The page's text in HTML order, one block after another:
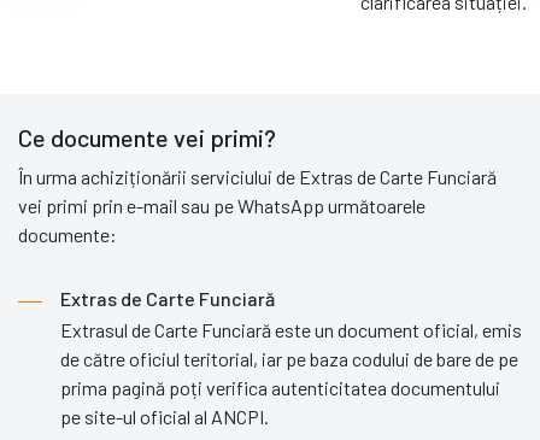
Ce documente vei primi?
În urma achiziționării serviciului de Extras de Carte Funciară
vei primi prin e-mail sau pe WhatsApp următoarele
documente:
Extras de Carte Funciară
Extrasul de Carte Funciară este un document oficial, emis
de către oficiul teritorial, iar pe baza codului de bare de pe
prima pagină poți verifica autenticitatea documentului
pe site-ul oficial al ANCPI.